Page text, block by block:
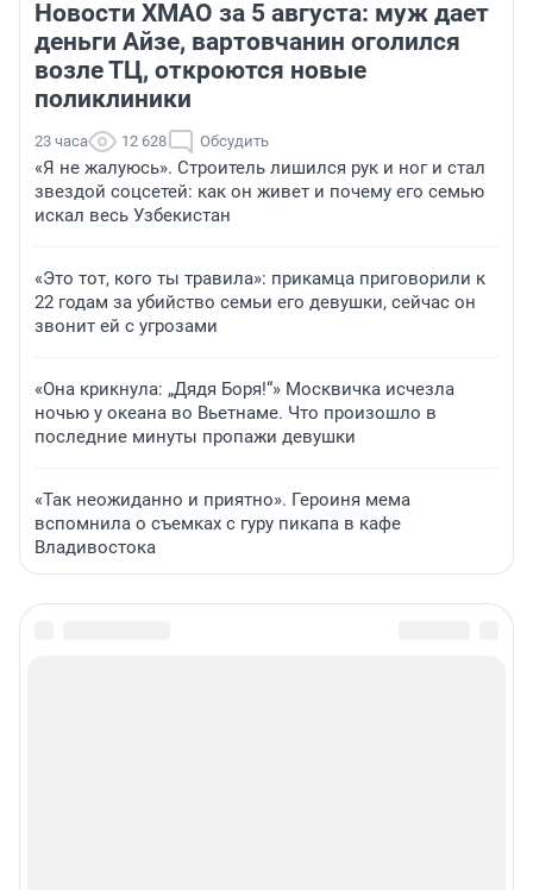
Новости ХМАО за 5 августа: муж дает
деньги Айзе, вартовчанин оголился
возле ТЦ, откроются новые
поликлиники
23 часа 12 628 Обсудить
«Я не жалуюсь». Строитель лишился рук и ног и стал
звездой соцсетей: как он живет и почему его семью
искал весь Узбекистан
«Это тот, кого ты травила»: прикамца приговорили к
22 годам за убийство семьи его девушки, сейчас он
звонит ей с угрозами
«Она крикнула: „Дядя Боря!“» Москвичка исчезла
ночью у океана во Вьетнаме. Что произошло в
последние минуты пропажи девушки
«Так неожиданно и приятно». Героиня мема
вспомнила о съемках с гуру пикапа в кафе
Владивостока